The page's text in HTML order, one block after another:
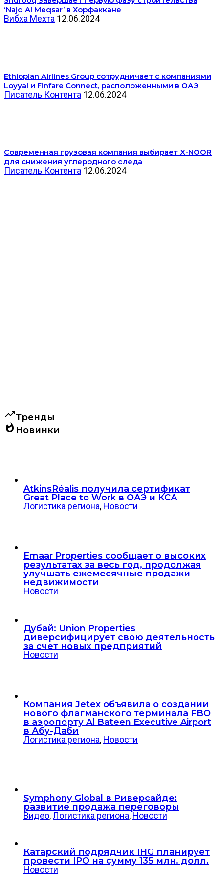
‘Najd Al Meqsar’ в Хорфаккане
Вибха Мехта 12.06.2024
Ethiopian Airlines Group сотрудничает с компаниями
Loyyal и Finfare Connect, расположенными в ОАЭ
Писатель Контента 12.06.2024
Современная грузовая компания выбирает X-NOOR
для снижения углеродного следа
Писатель Контента 12.06.2024
trending_upТренды
whatshot Новинки
AtkinsRéalis получила сертификат
Great Place to Work в ОАЭ и КСА
Логистика региона, Новости
Emaar Properties сообщает о высоких
результатах за весь год, продолжая
улучшать ежемесячные продажи
недвижимости
Новости
Дубай: Union Properties
диверсифицирует свою деятельность
за счет новых предприятий
Новости
Компания Jetex объявила о создании
нового флагманского терминала FBO
в аэропорту Al Bateen Executive Airport
в Абу-Даби
Логистика региона, Новости
Symphony Global в Риверсайде:
развитие продажа переговоры
Видео,Логистика региона, Новости
Катарский подрядчик IHG планирует
провести IPO на сумму 135 млн. долл.
Новости